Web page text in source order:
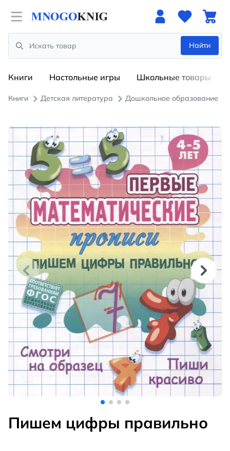
Open menu
Search
Найти
Книги Настольные игры Школьные товары
Книги Детская литература Дошкольное образование
Пишем цифры правильно